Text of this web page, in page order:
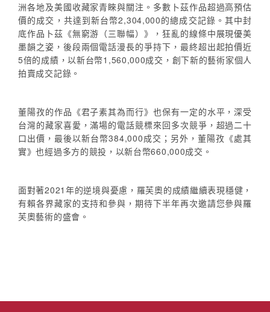
洲各地及美國收藏家青睞與關注。多數卜茲作品超過高預估
價的成交，共達到新台幣2,304,000的總成交記錄。其中封
底作品卜茲《無窮游（三聯幅）》，狂亂的線條中展現優美
墨韻之姿，後段兩個電話漫長的爭持下，最終超出起拍價近
5倍的成績，以新台幣1,560,000成交，創下新的藝術家個人
拍賣成交記錄。
董陽孜的作品《君子素其為而行》也保有一定的水平，深受
台灣的藏家喜愛，滿場的電話競標來回多次競爭，超過二十
口出價，最後以新台幣384,000成交；另外，董陽孜《處其
實》也經過多方的競投，以新台幣660,000成交。
面對著2021年的逆境與憂慮，羅芙奧的成績繼續表現穩健，
有賴各界藏家的支持和參與，期待下半年再次邀請您參與羅
芙奧藝術的盛會。